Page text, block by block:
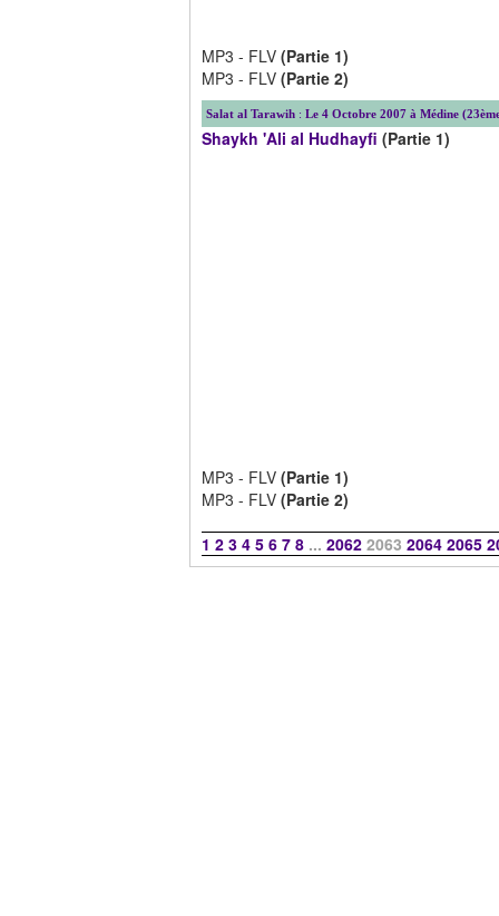
MP3 - FLV (Partie 1)
MP3 - FLV (Partie 2)
Salat al Tarawih : Le 4 Octobre 2007 à Médine
Shaykh 'Ali al Hudhayfi (Partie 1)
MP3 - FLV (Partie 1)
MP3 - FLV (Partie 2)
1 2 3 4 5 6 7 8 ... 2062 2063 2064 2065